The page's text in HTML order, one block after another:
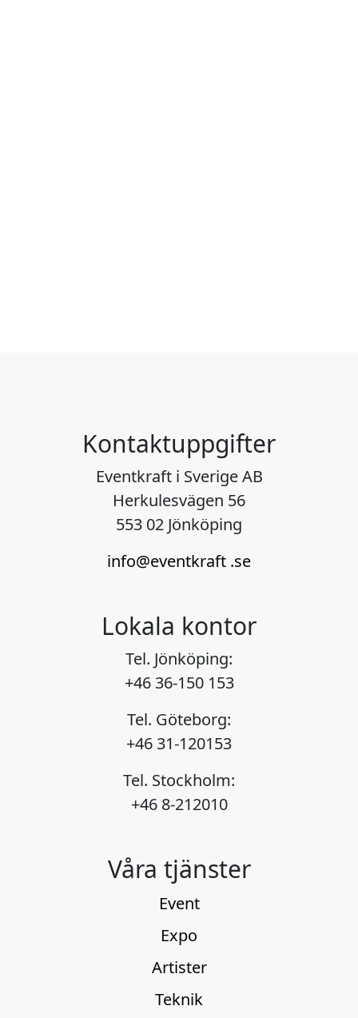
Kontaktuppgifter
Eventkraft i Sverige AB
Herkulesvägen 56
553 02 Jönköping
info@eventkraft .se
Lokala kontor
Tel. Jönköping:
+46 36-150 153
Tel. Göteborg:
+46 31-120153
Tel. Stockholm:
+46 8-212010
Våra tjänster
Event
Expo
Artister
Teknik